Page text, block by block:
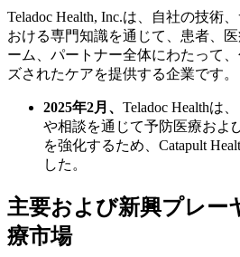
Teladoc Health, Inc.は、自社の技術
おける専門知識を通じて、患者、
ーム、パートナー全体にわたって
ズされたケアを提供する企業です。
2025年2月、 Teladoc Healthは
や相談を通じて予防医療およ
を強化するため、Catapult
した。
主要および新興プレー
療市場